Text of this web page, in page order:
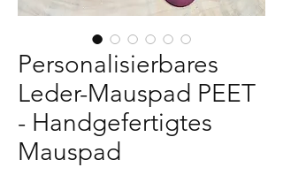
Personalisierbares
Leder-Mauspad PEET
- Handgefertigtes
Mauspad